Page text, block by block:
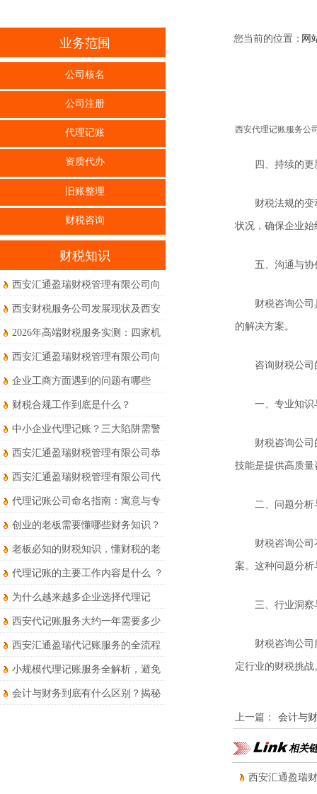
业务范围 您当前的位置： 网
公司核名
公司注册
代理记账
资质代办
旧账整理
财税咨询
西安代理记账服务公
四、持续的
财税法规的
状况，确保企业
五、沟通与协
财税咨询公
的解决方案。
咨询财税公
一、专业知识
财税咨询公
技能是提供高质
二、问题分析
财税咨询公
案。这种问题分
三、行业洞察
财税咨询公
定行业的财税挑战
上一篇： 会计与
财税知识
西安汇通盈瑞财税管理有限公司向
全体员工、合作伙伴及新老客户致
以最诚挚的节日祝福
西安财税服务公司发展现状及西安
本地真实体验到底如何？
2026年高端财税服务实测：四家机
构权威度对比体验
西安汇通盈瑞财税管理有限公司向
新老客户朋友们及全体同仁致以诚
挚的节日问候和美好的祝福！
企业工商方面遇到的问题有哪些
财税合规工作到底是什么？
中小企业代理记账？三大陷阱需警
惕！
西安汇通盈瑞财税管理有限公司恭
祝大家马年大吉
西安汇通盈瑞财税管理有限公司代
理记账服务详解
代理记账公司命名指南：寓意与专
业并存
创业的老板需要懂哪些财务知识？
老板必知的财税知识，懂财税的老
板才能走得更远
代理记账的主要工作内容是什么 ？
为什么越来越多企业选择代理记
账？优势和风险要知晓！
西安代记账服务大约一年需要多少
钱？
西安汇通盈瑞代记账服务的全流程
财税处理有哪些?
小规模代理记账服务全解析，避免
被坑！
会计与财务到底有什么区别？揭秘
相关
西安汇通盈瑞